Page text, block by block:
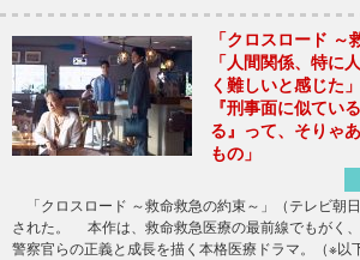
「クロスロード ～
「人間関係、特に
く難しいと感じた
『刑事面に似てい
る』って、そりゃ
もの」
「クロスロード ～救命救急の約束～」（テレビ朝
された。 本作は、救命救急医療の最前線でもがく、
警察官らの正義と成長を描く本格医療ドラマ。（※以